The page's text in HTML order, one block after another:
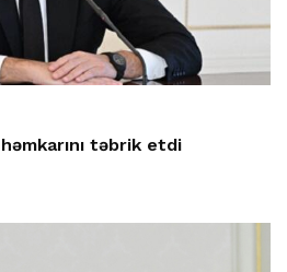
təbrik etdi